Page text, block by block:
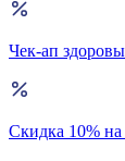
Чек-ап
Скидка 10%